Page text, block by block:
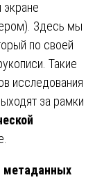
Здесь мы
по своей
Такие
исследования
за рамки
метаданных